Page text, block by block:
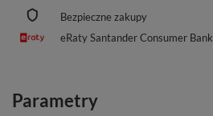
Bezpieczne zakupy
eRaty Santander Consumer Bank
Parametry